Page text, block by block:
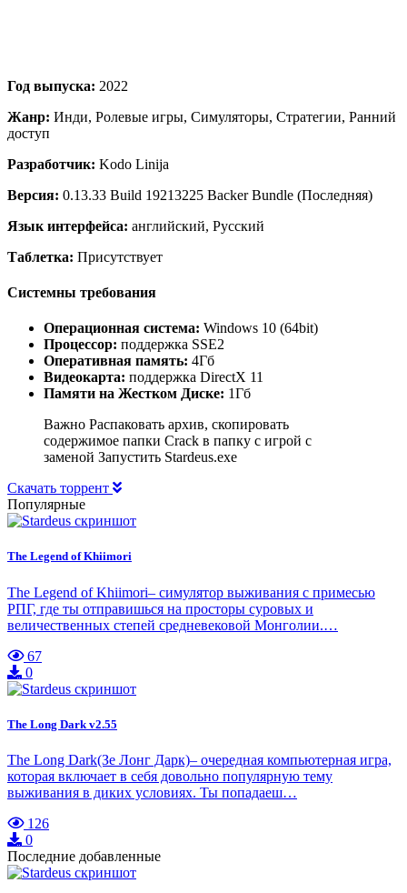
Год выпуска: 2022
Жанр: Инди, Ролевые игры, Симуляторы, Стратегии, Ранний
доступ
Разработчик: Kodo Linija
Версия: 0.13.33 Build 19213225 Backer Bundle (Последняя)
Язык интерфейса: английский, Русский
Таблетка: Присутствует
Системны требования
Операционная система: Windows 10 (64bit)
Процессор: поддержка SSE2
Оперативная память: 4Гб
Видеокарта: поддержка DirectX 11
Памяти на Жестком Диске: 1Гб
Важно Распаковать архив, скопировать
содержимое папки Crack в папку с игрой с
заменой Запустить Stardeus.exe
Скачать торрент
Популярные
The Legend of Khiimori
The Legend of Khiimori– симулятор выживания с примесью
РПГ, где ты отправишься на просторы суровых и
величественных степей средневековой Монголии.…
67
0
The Long Dark v2.55
The Long Dark(Зе Лонг Дарк)– очередная компьютерная игра,
которая включает в себя довольно популярную тему
выживания в диких условиях. Ты попадаеш…
126
0
Последние добавленные